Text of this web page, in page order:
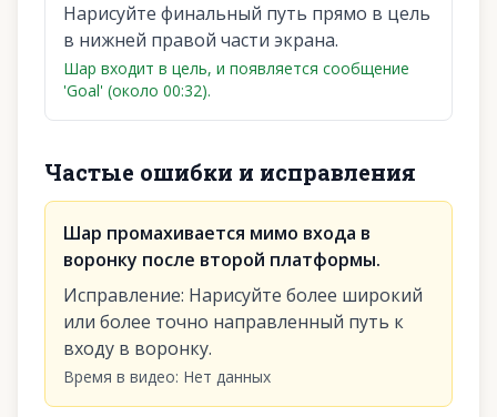
Нарисуйте финальный путь прямо в цель
в нижней правой части экрана.
Шар входит в цель, и появляется сообщение
'Goal' (около 00:32).
Частые ошибки и исправления
Шар промахивается мимо входа в
воронку после второй платформы.
Исправление: Нарисуйте более широкий
или более точно направленный путь к
входу в воронку.
Время в видео: Нет данных